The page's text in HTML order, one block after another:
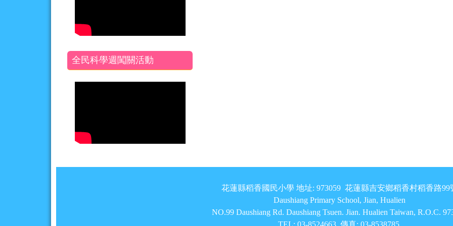
全民科學週闖關活動
花蓮縣稻香國民小學 地址: 973059 花蓮縣吉安鄉稻香村稻香路99
Daushiang Primary School, Jian, Hualien
NO.99 Daushiang Rd. Daushiang Tsuen. Jian. Hualien Taiwan, R.O.C.
TEL: 03-8524663 傳真: 03-8538785